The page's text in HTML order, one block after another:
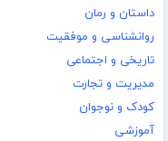
داستان و رمان
روانشناسی و موفقیت
تاریخی و اجتماعی
مدیریت و تجارت
کودک و نوجوان
آموزشی